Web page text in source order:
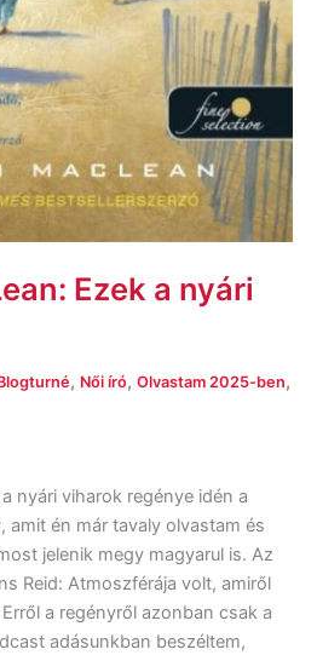
Ezek a nyári
, Női író, Olvastam 2025-ben,
nyári viharok regénye idén a
amit én már tavaly olvastam és
jelenik megy magyarul is. Az
Reid: Atmoszférája volt, amiről
a regényről azonban csak a
adásunkban beszéltem,